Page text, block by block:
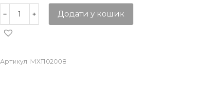
Додати у кошик
Артикул: МХП02008